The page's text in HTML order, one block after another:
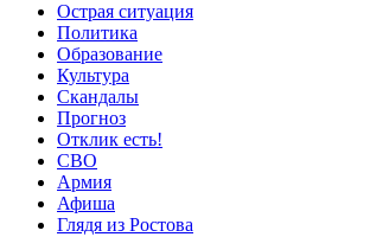
Острая ситуация
Политика
Образование
Культура
Скандалы
Прогноз
Отклик есть!
СВО
Армия
Афиша
Глядя из Ростова